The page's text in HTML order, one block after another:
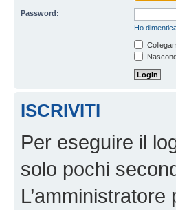
Password:
Ho
ISCRIVITI
Per eseguire il
solo pochi